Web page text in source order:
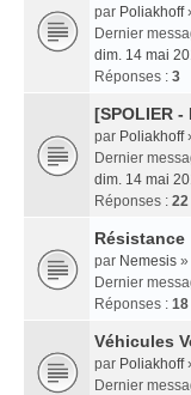
par Poliakhoff
Dernier
dim. 14 mai
Réponses : 3
[SPOLIER
par Poliakhoff
Dernier
dim. 14 mai
Réponses : 22
Résistance
par Nemesis »
Dernier
Réponses : 18
Véhicules
par Poliakhoff
Dernier